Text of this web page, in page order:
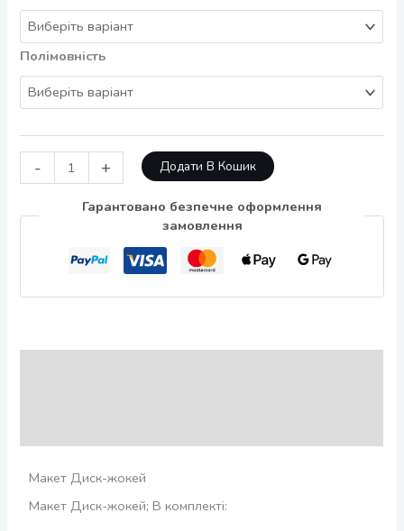
Полімовність
- + Додати В Кошик
Гарантовано безпечне оформлення
замовлення
Макет Диск-жокей
Макет Диск-жокей; В комплекті: